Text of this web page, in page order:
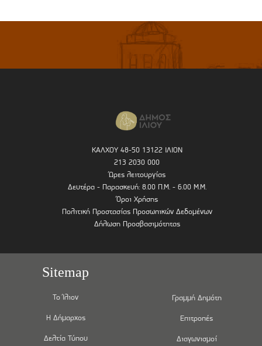
ΚΑΛΧΟΥ 48-50 13122 ΙΛΙΟΝ
213 2030 000
Ώρες λειτουργίας
Δευτέρα - Παρασκευή: 8.00 Π.Μ. - 6.00 Μ.Μ.
Όροι Χρήσης
Πολιτική Προστασίας Προσωπικών Δεδομένων
Δήλωση Προσβασιμότητας
Sitemap
Το Ίλιον
Η Δήμαρχος
Δελτία Τύπου
Γραμμή Δημότη
Επιτροπές
Διαγωνισμοί